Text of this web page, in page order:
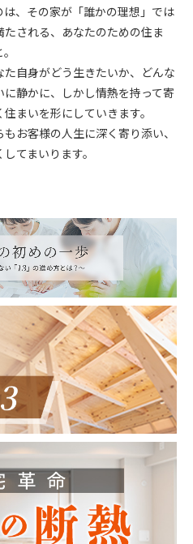
、その家が「誰かの理想」では
される、あなたのための住ま
自身がどう生きたいか、どんな
静かに、しかし情熱を持って寄
まいを形にしていきます。
お客様の人生に深く寄り添い、
てまいります。